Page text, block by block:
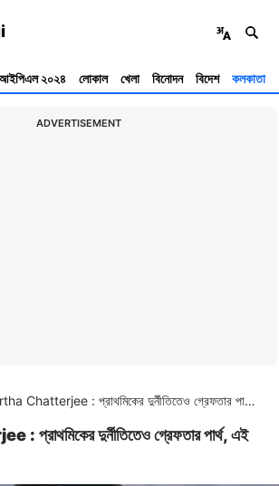
২০২৪ লোকাল খেলা বিনোদন বিদেশ কলকাতা
ADVERTISEMENT
Partha Chatterjee : প্রাথমিকের দুর্নীতিতেও গ্রেফতার পার্থ, এই মামলায় সঙ্গী এবার অয়ন
দুর্নীতিতেও গ্রেফতার পার্থ, এই